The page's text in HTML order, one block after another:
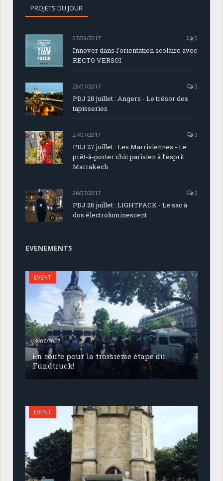
PROJETS DU JOUR
07/09/2017 0
Innover dans l’orientation scolaire avec
RECTO VERSOI
28/07/2017 0
PDJ 28 juillet : Angers - Le trésor des
tapisseries
27/07/2017 0
PDJ 27 juillet : Les Marrisiennes - Le
prêt-à-porter chic parisien à l’esprit
Marrakech
26/07/2017 0
PDJ 26 juillet : LIGHTPACK - Le sac à
dos électroluminescent
EVENEMENTS
EVENT
19/06/2017
En route pour la troisième étape du
Fundtruck!
EVENT